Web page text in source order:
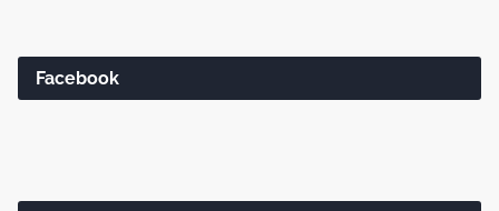
Facebook